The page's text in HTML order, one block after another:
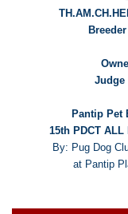
Breeder
Judge
Pantip Pet
15th PDCT ALL
By: Pug Dog
at Pantip